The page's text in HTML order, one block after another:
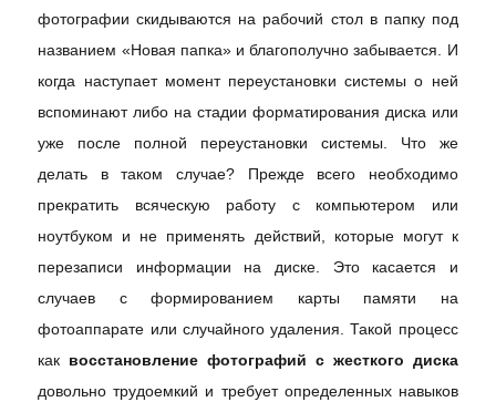
фотографии скидываются на рабочий стол в папку под
названием «Новая папка» и благополучно забывается. И
когда наступает момент переустановки системы о ней
вспоминают либо на стадии форматирования диска или
уже после полной переустановки системы. Что же
делать в таком случае? Прежде всего необходимо
прекратить всяческую работу с компьютером или
ноутбуком и не применять действий, которые могут к
перезаписи информации на диске. Это касается и
случаев с формированием карты памяти на
фотоаппарате или случайного удаления. Такой процесс
как восстановление фотографий с жесткого диска
довольно трудоемкий и требует определенных навыков